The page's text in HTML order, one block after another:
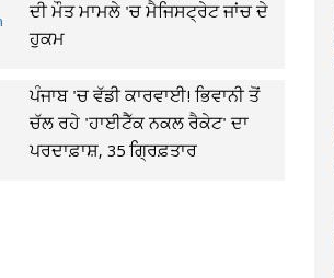
ਦੀ ਮੌਤ ਮਾਮਲੇ 'ਚ ਮੈਜਿਸਟ੍ਰੇਟ ਜਾਂਚ ਦੇ
ਹੁਕਮ
ਪੰਜਾਬ 'ਚ ਵੱਡੀ ਕਾਰਵਾਈ! ਭਿਵਾਨੀ ਤੋਂ
ਚੱਲ ਰਹੇ 'ਹਾਈਟੈੱਕ ਨਕਲ ਰੈਕੇਟ' ਦਾ
ਪਰਦਾਫ਼ਾਸ਼, 35 ਗ੍ਰਿਫ਼ਤਾਰ